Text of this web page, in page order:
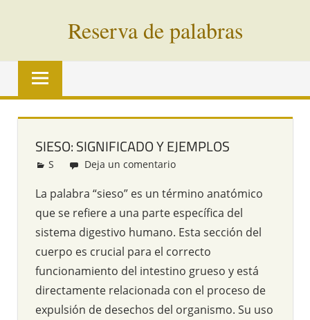
Reserva de palabras
Palabras
vías
todo
mundo
SIESO: SIGNIFICADO Y EJEMPLOS
Redacción
S Deja un comentario
La palabra “sieso” es un término anatómico
que se refiere a una parte específica del
sistema digestivo humano. Esta sección del
cuerpo es crucial para el correcto
funcionamiento del intestino grueso y está
directamente relacionada con el proceso de
expulsión de desechos del organismo. Su uso